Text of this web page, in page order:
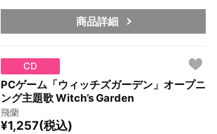
商品詳細
CD
PCゲーム「ウィッチズガーデン」オープニ
ング主題歌 Witch’s Garden
飛蘭
¥1,257(税込)